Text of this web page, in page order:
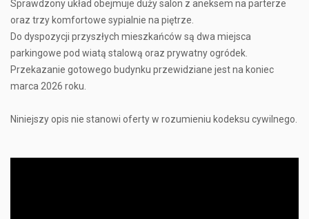
Sprawdzony układ obejmuje duży salon z aneksem na parterze
oraz trzy komfortowe sypialnie na piętrze.
Do dyspozycji przyszłych mieszkańców są dwa miejsca
parkingowe pod wiatą stalową oraz prywatny ogródek.
Przekazanie gotowego budynku przewidziane jest na koniec
marca 2026 roku.
Niniejszy opis nie stanowi oferty w rozumieniu kodeksu cywilnego.